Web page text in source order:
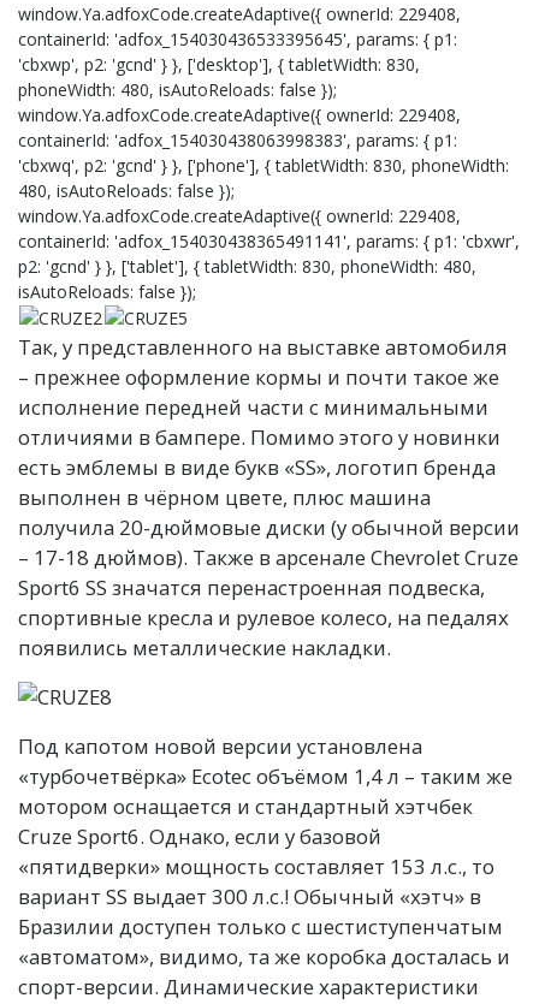
window.Ya.adfoxCode.createAdaptive({ ownerId: 229408,
containerId: 'adfox_154030436533395645', params: { p1:
'cbxwp', p2: 'gcnd' } }, ['desktop'], { tabletWidth: 830,
phoneWidth: 480, isAutoReloads: false });
window.Ya.adfoxCode.createAdaptive({ ownerId: 229408,
containerId: 'adfox_154030438063998383', params: { p1:
'cbxwq', p2: 'gcnd' } }, ['phone'], { tabletWidth: 830, phoneWidth:
480, isAutoReloads: false });
window.Ya.adfoxCode.createAdaptive({ ownerId: 229408,
containerId: 'adfox_154030438365491141', params: { p1: 'cbxwr',
p2: 'gcnd' } }, ['tablet'], { tabletWidth: 830, phoneWidth: 480,
isAutoReloads: false });
Так, у представленного на выставке автомобиля
– прежнее оформление кормы и почти такое же
исполнение передней части с минимальными
отличиями в бампере. Помимо этого у новинки
есть эмблемы в виде букв «SS», логотип бренда
выполнен в чёрном цвете, плюс машина
получила 20-дюймовые диски (у обычной версии
– 17-18 дюймов). Также в арсенале Chevrolet Cruze
Sport6 SS значатся перенастроенная подвеска,
спортивные кресла и рулевое колесо, на педалях
появились металлические накладки.
Под капотом новой версии установлена
«турбочетвёрка» Ecotec объёмом 1,4 л – таким же
мотором оснащается и стандартный хэтчбек
Cruze Sport6. Однако, если у базовой
«пятидверки» мощность составляет 153 л.с., то
вариант SS выдает 300 л.с.! Обычный «хэтч» в
Бразилии доступен только с шестиступенчатым
«автоматом», видимо, та же коробка досталась и
спорт-версии. Динамические характеристики